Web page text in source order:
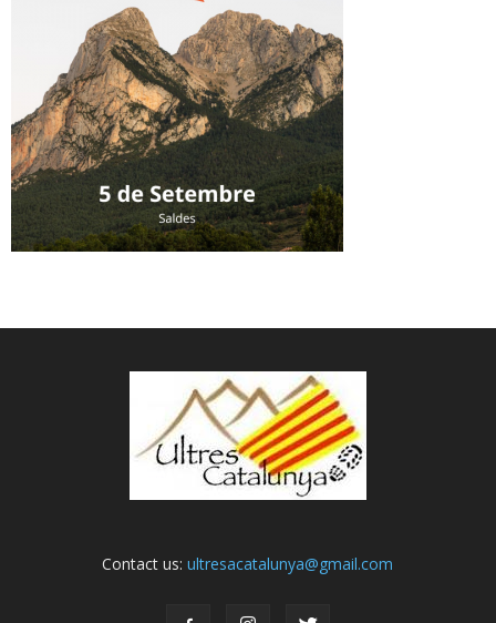
Contact us:ultresacatalunya@gmail.com